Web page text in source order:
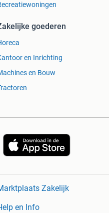
goederen
en Inrichting
en Bouw
Zakelijk
en Info